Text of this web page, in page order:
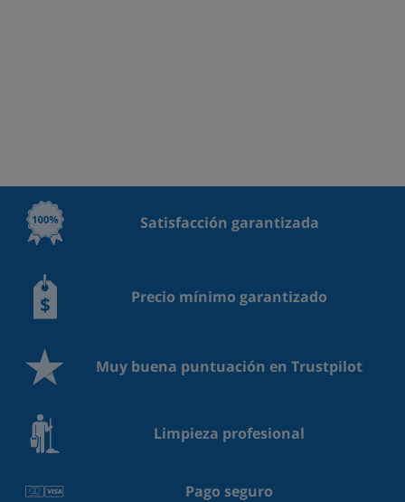
Satisfacción garantizada
Precio mínimo garantizado
Muy buena puntuación en Trustpilot
Limpieza profesional
Pago seguro